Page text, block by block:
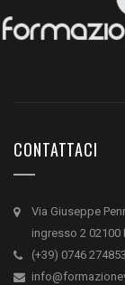
CONTATTACI
Via Giuseppe
ingresso 2 02100
(+39) 0746 274853